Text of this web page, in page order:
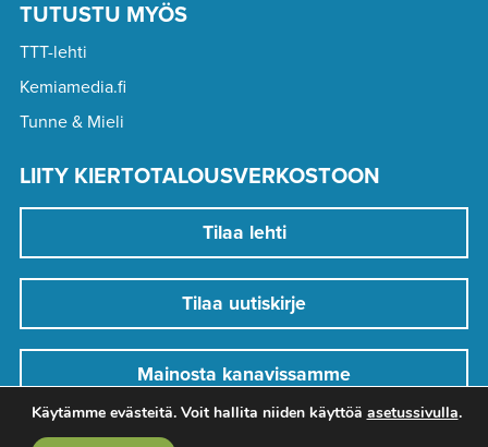
TUTUSTU MYÖS
TTT-lehti
Kemiamedia.fi
Tunne & Mieli
LIITY KIERTOTALOUSVERKOSTOON
Tilaa lehti
Tilaa uutiskirje
Mainosta kanavissamme
Käytämme evästeitä. Voit hallita niiden käyttöä asetussivulla.